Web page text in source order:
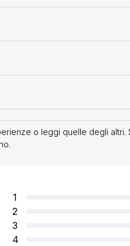
o leggi quelle degli altri.
1
2
3
4